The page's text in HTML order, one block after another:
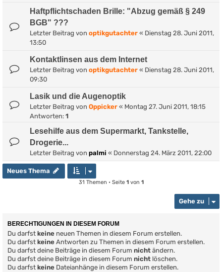
Haftpflichtschaden Brille: "Abzug gemäß § 249
BGB" ???
Letzter Beitrag von optikgutachter « Dienstag 28. Juni 2011,
13:50
Kontaktlinsen aus dem Internet
Letzter Beitrag von optikgutachter « Dienstag 28. Juni 2011,
09:30
Lasik und die Augenoptik
Letzter Beitrag von Oppicker « Montag 27. Juni 2011, 18:15
Antworten: 1
Lesehilfe aus dem Supermarkt, Tankstelle,
Drogerie...
Letzter Beitrag von palmi « Donnerstag 24. März 2011, 22:00
Neues Thema
31 Themen • Seite 1von 1
Gehe zu
BERECHTIGUNGEN IN DIESEM FORUM
Du darfst keine neuen Themen in diesem Forum erstellen.
Du darfst keine Antworten zu Themen in diesem Forum erstellen.
Du darfst deine Beiträge in diesem Forum nicht ändern.
Du darfst deine Beiträge in diesem Forum nicht löschen.
Du darfst keine Dateianhänge in diesem Forum erstellen.